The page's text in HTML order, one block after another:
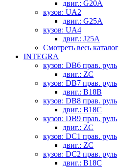
двиг.: G20A
кузов: UA2
двиг.: G25A
кузов: UA4
двиг.: J25A
Смотреть весь каталог
INTEGRA
кузов: DB6 прав. руль
двиг.: ZC
кузов: DB7 прав. руль
двиг.: B18B
кузов: DB8 прав. руль
двиг.: B18C
кузов: DB9 прав. руль
двиг.: ZC
кузов: DC1 прав. руль
двиг.: ZC
кузов: DC2 прав. руль
двиг.: B18C